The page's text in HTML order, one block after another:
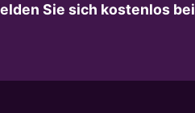
Sie sich kostenlos